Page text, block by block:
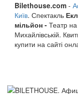
Bilethouse.com -
Київ. Спектакль
мільйон - Театр на
Михайлівській.
купити на сайті